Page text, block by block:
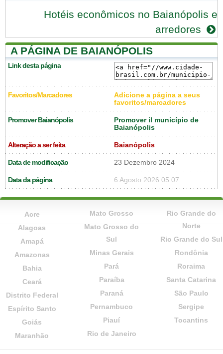
Hotéis econômicos no Baianópolis e
arredores
A PÁGINA DE BAIANÓPOLIS
Link desta página
Favoritos/Marcadores
Adicione a página a seus
favoritos/marcadores
Promover Baianópolis
Promover il município de
Baianópolis
Alteração a ser feita Baianópolis
Data de modificação 23 Dezembro 2024
Data da página 6 Agosto 2026 05:07
Acre
Alagoas
Amapá
Amazonas
Bahia
Ceará
Distrito Federal
Espírito Santo
Goiás
Maranhão
Mato Grosso
Mato Grosso do
Sul
Minas Gerais
Pará
Paraíba
Paraná
Pernambuco
Piauí
Rio de Janeiro
Rio Grande do
Norte
Rio Grande do Sul
Rondônia
Roraima
Santa Catarina
São Paulo
Sergipe
Tocantins